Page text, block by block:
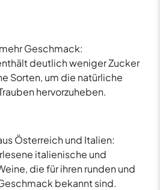
Geschmack:
deutlich weniger Zucker
Sorten, um die natürliche
hervorzuheben.
Österreich und Italien:
italienische und
die für ihren runden und
bekannt sind.